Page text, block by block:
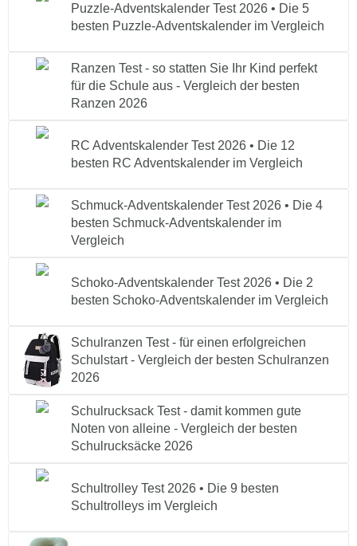
Puzzle-Adventskalender Test 2026 • Die 5
besten Puzzle-Adventskalender im Vergleich
Ranzen Test - so statten Sie Ihr Kind perfekt
für die Schule aus - Vergleich der besten
Ranzen 2026
RC Adventskalender Test 2026 • Die 12
besten RC Adventskalender im Vergleich
Schmuck-Adventskalender Test 2026 • Die 4
besten Schmuck-Adventskalender im
Vergleich
Schoko-Adventskalender Test 2026 • Die 2
besten Schoko-Adventskalender im Vergleich
Schulranzen Test - für einen erfolgreichen
Schulstart - Vergleich der besten Schulranzen
2026
Schulrucksack Test - damit kommen gute
Noten von alleine - Vergleich der besten
Schulrucksäcke 2026
Schultrolley Test 2026 • Die 9 besten
Schultrolleys im Vergleich